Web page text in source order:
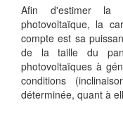
Afin d'estimer la
photovoltaïque, la
compte est sa
de la taille du
photovoltaïques à
conditions
déterminée, quant à